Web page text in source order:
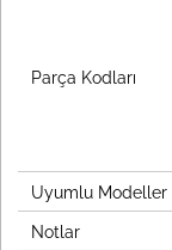
Parça Kodları
Uyumlu Modeller
Notlar